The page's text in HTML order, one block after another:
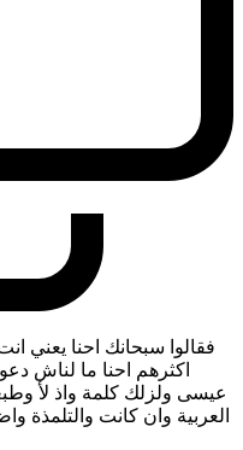
فقالوا سبحانك احنا يعني
اكثرهم احنا ما لناش
عيسى ولزلك كلمة واذ لأ
العربية وان كانت والتلمذة